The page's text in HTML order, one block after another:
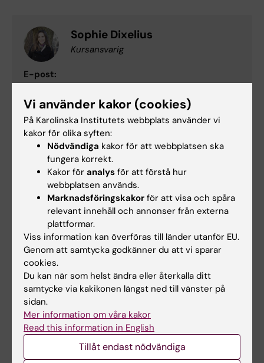
Sophie Dixelius
Kursansvarig
E-post:
sophie.dixelius@ki.se
Med dr, leg psykolog, leg psykoterapeut, specialist
inom psykologisk behandling/ psykoterapi.
Vid frågor kring anmälan, kontakta:
Nikolaj Jacobsen
Projektkoordinator
E-post:
nikolaj.jacobsen@ki.se
Organisatorisk tillhörighet: Uppdragsutbildning,
Gemensamt verksamhetsstöd.
Vi använder kakor (cookies)
På Karolinska Institutets webbplats använder vi
kakor för olika syften:
Nödvändiga kakor för att webbplatsen ska
fungera korrekt.
Kakor för analys för att förstå hur
webbplatsen används.
Marknadsföringskakor för att visa och spåra
relevant innehåll och annonser från externa
plattformar.
Viss information kan överföras till länder utanför EU.
Genom att samtycka godkänner du att vi sparar
cookies.
Du kan när som helst ändra eller återkalla ditt
samtycke via kakikonen längst ned till vänster på
sidan.
Mer information om våra kakor
Read this information in English
Tillåt endast nödvändiga